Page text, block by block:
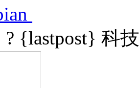
? {lastpost} 科技